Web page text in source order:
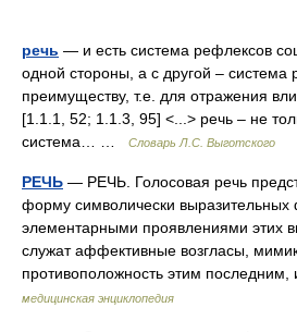
речь — и есть система рефлексов
одной стороны, а с другой – система
преимуществу, т.е. для отражения
[1.1.1, 52; 1.1.3, 95] <...> речь – не
система… …
Словарь Л.С. Выготского
РЕЧЬ — РЕЧЬ. Голосовая речь
форму символически выразительных
элементарными проявлениями этих
служат аффективные возгласы,
противоположность этим
медицинская энциклопедия